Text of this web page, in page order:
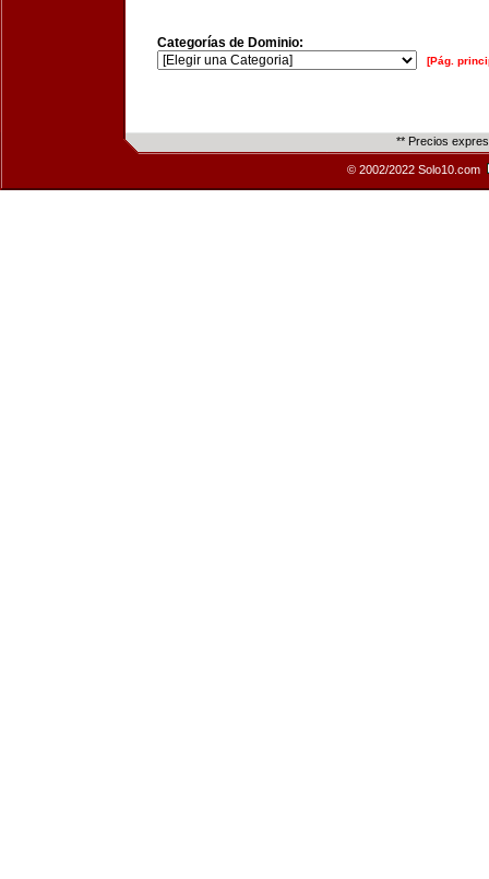
Categorías de Dominio:
[Pág.
** Precios
© 2002/2022 Solo10.com